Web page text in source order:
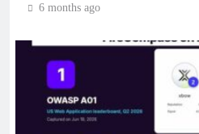
6 months ago